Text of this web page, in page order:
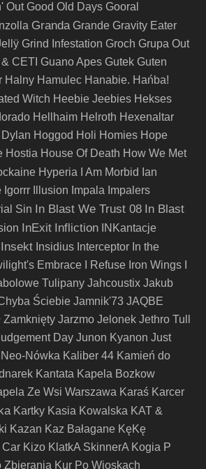
Out Good Old Days Gooral
Granda Grande Gravity Eater
Grind Infestation Groch Grupa Out
CETI Guano Apes Gutek Guten
Halny Hamulec Hanabie. Hańba!
Witch Heebie Jeebies Hekses
Hellhaim Helroth Hexenaltar
Hoggod Holi Homies Hope
Hostia House Of Death How We Met
Hyperia I Am Morbid Ian
Igorrr Illusion Impala Impalers
Sin In Blast We Trust 08 In Blast
InExit Infliction INKantacje
Insekt Insidius Interceptor In the
Embrace I Refuse Iron Wings
Tulipany Jahcoustix Jakub
Ściebie Jamnik'73 JAQBE
Zamknięty Jarzmo Jelonek Jethro Tull
Day Junon Kyanon Just
Nówka Kaliber 44 Kamień do
Kantata Kapela Bozkow
Ze Wsi Warszawa Karaś Karcer
Kartky Kasia Kowalska KAT &
Kazan Kaz Bałagane KęKę
Car Kizo KlatkA SkinnerA Kogia P
Zbierania Kur Po Wioskach